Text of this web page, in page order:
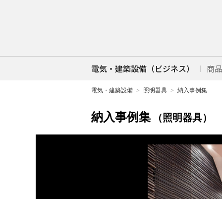
電気・建築設備（ビジネス） 商
電気・建築設備 照明器具 納入事例集
納入事例集 （照明器具）